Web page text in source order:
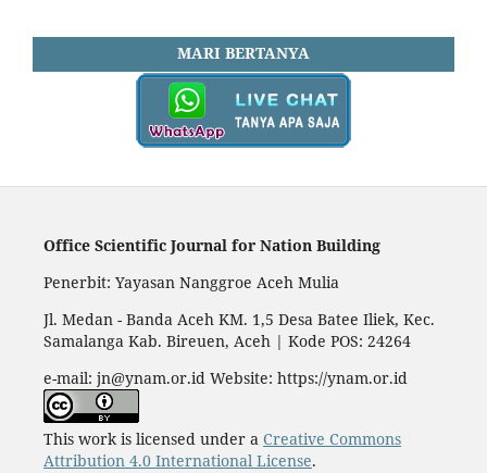
MARI BERTANYA
Office Scientific Journal for Nation Building
Penerbit: Yayasan Nanggroe Aceh Mulia
Jl. Medan - Banda Aceh KM. 1,5 Desa Batee Iliek, Kec.
Samalanga Kab. Bireuen, Aceh | Kode POS: 24264
e-mail: jn@ynam.or.id Website: https://ynam.or.id
This work is licensed under a Creative Commons
Attribution 4.0 International License.